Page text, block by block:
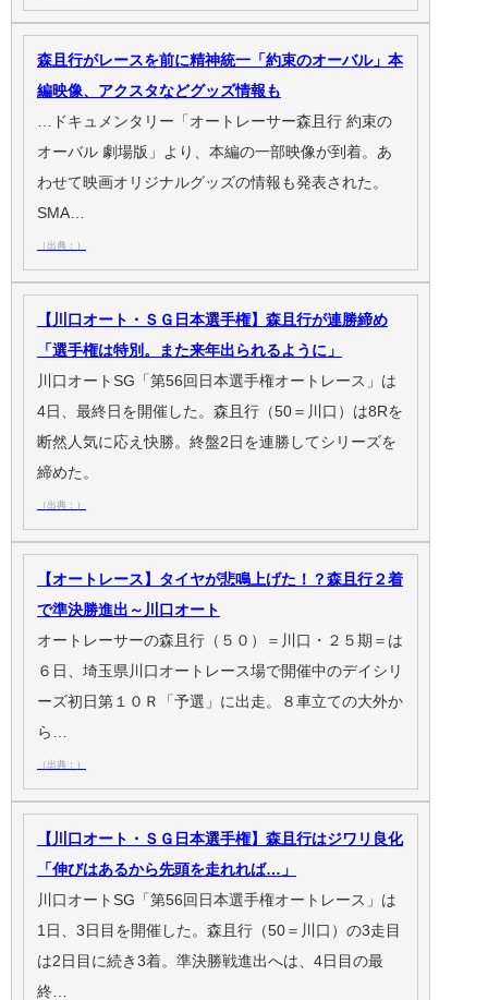
森且行がレースを前に精神統一「約束のオーバル」本
編映像、アクスタなどグッズ情報も
…ドキュメンタリー「オートレーサー森且行 約束の
オーバル 劇場版」より、本編の一部映像が到着。あ
わせて映画オリジナルグッズの情報も発表された。
SMA…
（出典：）
【川口オート・ＳＧ日本選手権】森且行が連勝締め
「選手権は特別。また来年出られるように」
川口オートSG「第56回日本選手権オートレース」は
4日、最終日を開催した。森且行（50＝川口）は8Rを
断然人気に応え快勝。終盤2日を連勝してシリーズを
締めた。
（出典：）
【オートレース】タイヤが悲鳴上げた！？森且行２着
で準決勝進出～川口オート
オートレーサーの森且行（５０）＝川口・２５期＝は
６日、埼玉県川口オートレース場で開催中のデイシリ
ーズ初日第１０Ｒ「予選」に出走。８車立ての大外か
ら…
（出典：）
【川口オート・ＳＧ日本選手権】森且行はジワリ良化
「伸びはあるから先頭を走れれば…」
川口オートSG「第56回日本選手権オートレース」は
1日、3日目を開催した。森且行（50＝川口）の3走目
は2日目に続き3着。準決勝戦進出へは、4日目の最
終…